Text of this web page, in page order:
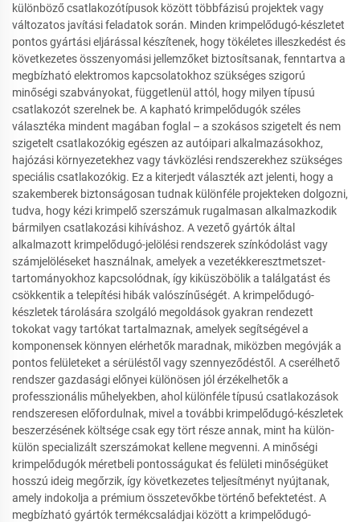
különböző csatlakozótípusok között többfázisú projektek vagy
változatos javítási feladatok során. Minden krimpelődugó-készletet
pontos gyártási eljárással készítenek, hogy tökéletes illeszkedést és
következetes összenyomási jellemzőket biztosítsanak, fenntartva a
megbízható elektromos kapcsolatokhoz szükséges szigorú
minőségi szabványokat, függetlenül attól, hogy milyen típusú
csatlakozót szerelnek be. A kapható krimpelődugók széles
választéka mindent magában foglal – a szokásos szigetelt és nem
szigetelt csatlakozókig egészen az autóipari alkalmazásokhoz,
hajózási környezetekhez vagy távközlési rendszerekhez szükséges
speciális csatlakozókig. Ez a kiterjedt választék azt jelenti, hogy a
szakemberek biztonságosan tudnak különféle projekteken dolgozni,
tudva, hogy kézi krimpelő szerszámuk rugalmasan alkalmazkodik
bármilyen csatlakozási kihíváshoz. A vezető gyártók által
alkalmazott krimpelődugó-jelölési rendszerek színkódolást vagy
számjelöléseket használnak, amelyek a vezetékkeresztmetszet-
tartományokhoz kapcsolódnak, így kiküszöbölik a találgatást és
csökkentik a telepítési hibák valószínűségét. A krimpelődugó-
készletek tárolására szolgáló megoldások gyakran rendezett
tokokat vagy tartókat tartalmaznak, amelyek segítségével a
komponensek könnyen elérhetők maradnak, miközben megóvják a
pontos felületeket a sérüléstől vagy szennyeződéstől. A cserélhető
rendszer gazdasági előnyei különösen jól érzékelhetők a
professzionális műhelyekben, ahol különféle típusú csatlakozások
rendszeresen előfordulnak, mivel a további krimpelődugó-készletek
beszerzésének költsége csak egy tört része annak, mint ha külön-
külön specializált szerszámokat kellene megvenni. A minőségi
krimpelődugók méretbeli pontosságukat és felületi minőségüket
hosszú ideig megőrzik, így következetes teljesítményt nyújtanak,
amely indokolja a prémium összetevőkbe történő befektetést. A
megbízható gyártók termékcsaládjai között a krimpelődugó-